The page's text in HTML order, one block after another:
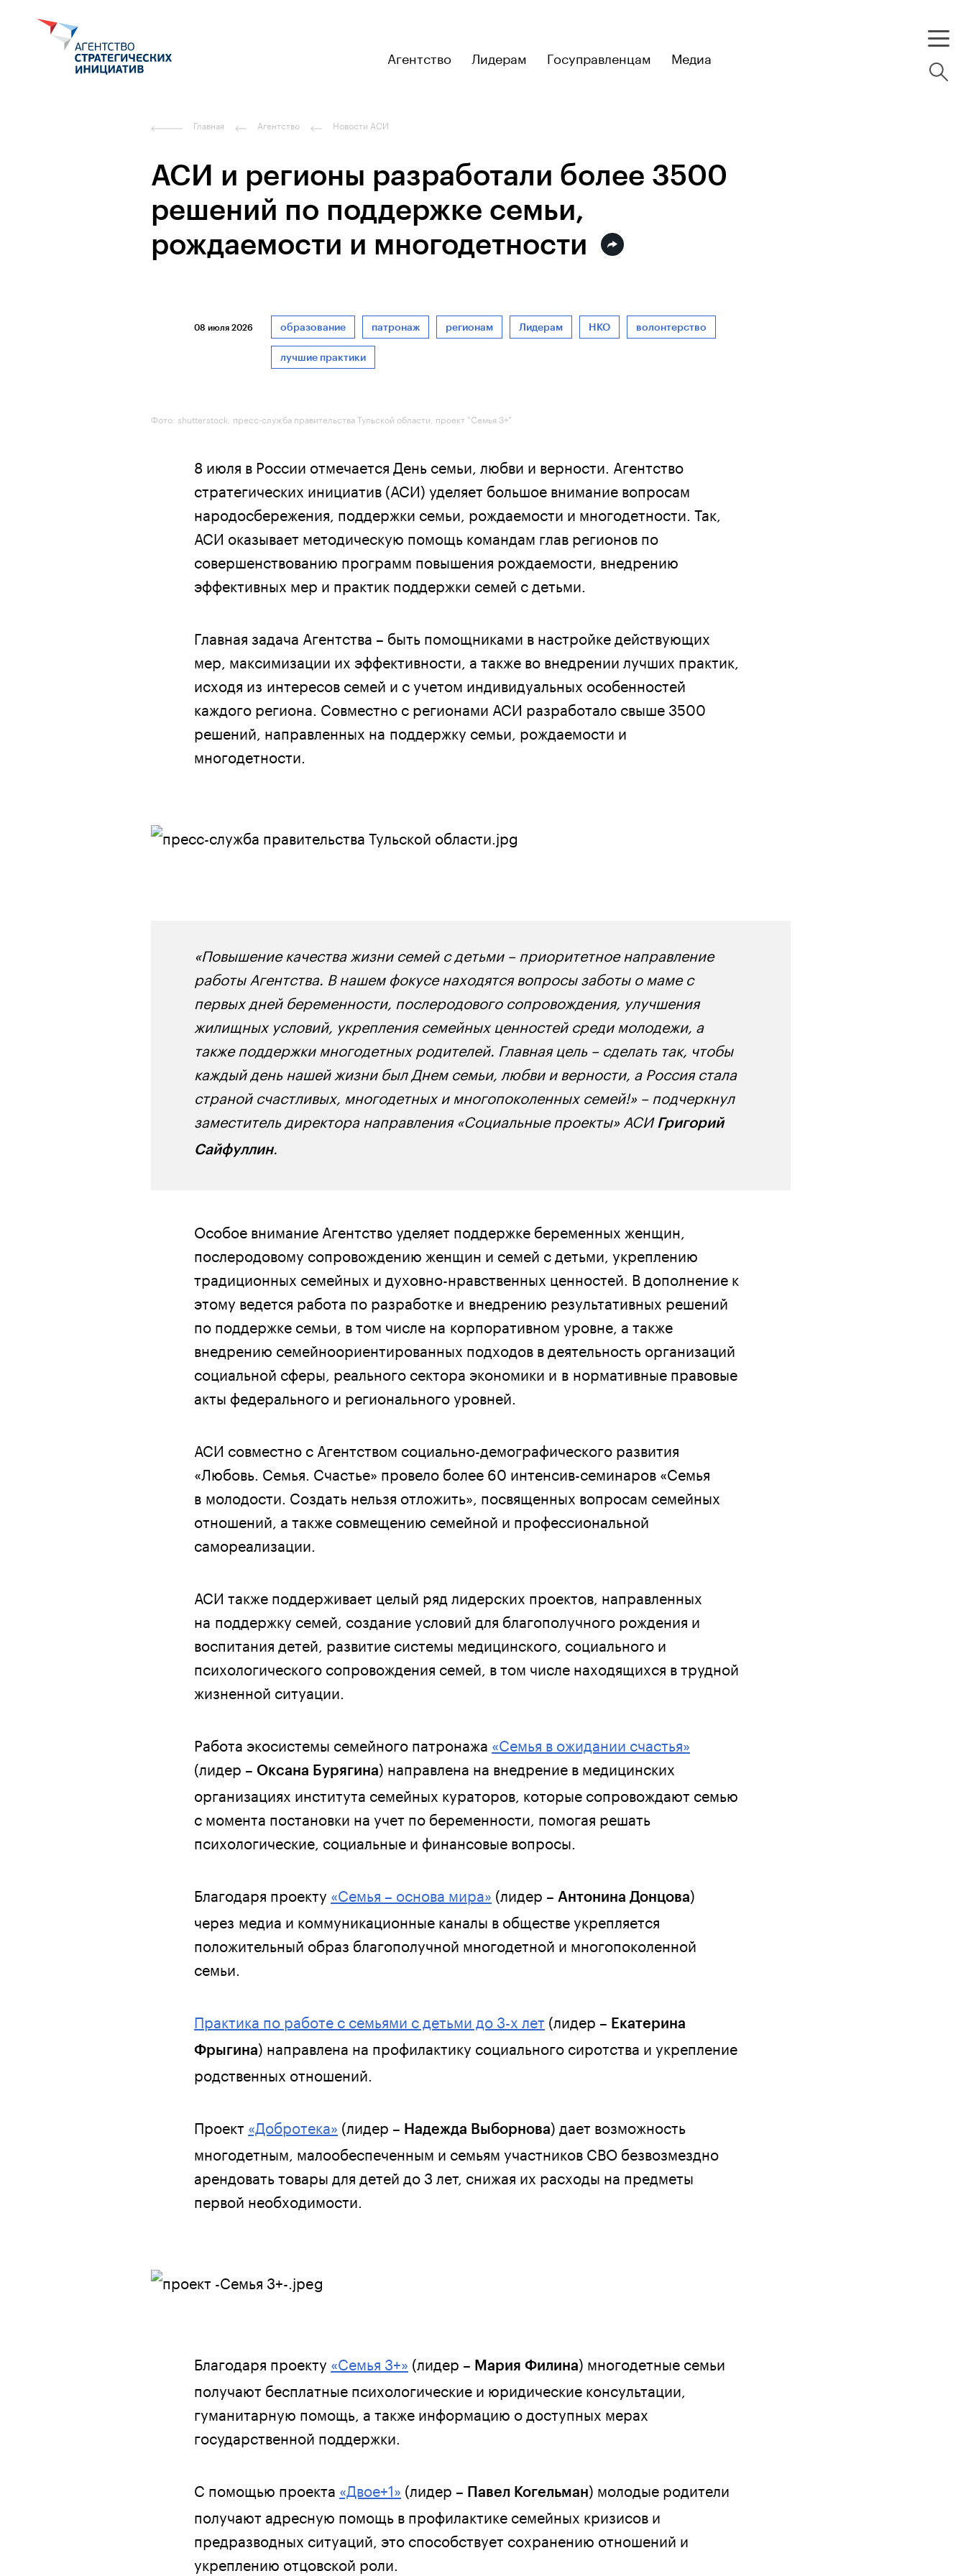
Агентство Лидерам Госуправленцам Медиа
Главная Агентство Новости АСИ
АСИ и регионы разработали более 3500
решений по поддержке семьи,
рождаемости и многодетности
08 июля 2026 образование патронаж регионам Лидерам НКО волонтерство
лучшие практики
Фото: shutterstock, пресс-служба правительства Тульской области, проект "Семья 3+"
8 июля в России отмечается День семьи, любви и верности. Агентство
стратегических инициатив (АСИ) уделяет большое внимание вопросам
народосбережения, поддержки семьи, рождаемости и многодетности. Так,
АСИ оказывает методическую помощь командам глав регионов по
совершенствованию программ повышения рождаемости, внедрению
эффективных мер и практик поддержки семей с детьми.
Главная задача Агентства – быть помощниками в настройке действующих
мер, максимизации их эффективности, а также во внедрении лучших практик,
исходя из интересов семей и с учетом индивидуальных особенностей
каждого региона. Совместно с регионами АСИ разработало свыше 3500
решений, направленных на поддержку семьи, рождаемости и
многодетности.
«Повышение качества жизни семей с детьми – приоритетное направление
работы Агентства. В нашем фокусе находятся вопросы заботы о маме с
первых дней беременности, послеродового сопровождения, улучшения
жилищных условий, укрепления семейных ценностей среди молодежи, а
также поддержки многодетных родителей. Главная цель – сделать так, чтобы
каждый день нашей жизни был Днем семьи, любви и верности, а Россия стала
страной счастливых, многодетных и многопоколенных семей!» – подчеркнул
заместитель директора направления «Социальные проекты» АСИ Григорий
Сайфуллин.
Особое внимание Агентство уделяет поддержке беременных женщин,
послеродовому сопровождению женщин и семей с детьми, укреплению
традиционных семейных и духовно-нравственных ценностей. В дополнение к
этому ведется работа по разработке и внедрению результативных решений
по поддержке семьи, в том числе на корпоративном уровне, а также
внедрению семейноориентированных подходов в деятельность организаций
социальной сферы, реального сектора экономики и в нормативные правовые
акты федерального и регионального уровней.
АСИ совместно с Агентством социально-демографического развития
«Любовь. Семья. Счастье» провело более 60 интенсив-семинаров «Семья
в молодости. Создать нельзя отложить», посвященных вопросам семейных
отношений, а также совмещению семейной и профессиональной
самореализации.
АСИ также поддерживает целый ряд лидерских проектов, направленных
на поддержку семей, создание условий для благополучного рождения и
воспитания детей, развитие системы медицинского, социального и
психологического сопровождения семей, в том числе находящихся в трудной
жизненной ситуации.
Работа экосистемы семейного патронажа «Семья в ожидании счастья»
(лидер – Оксана Бурягина) направлена на внедрение в медицинских
организациях института семейных кураторов, которые сопровождают семью
с момента постановки на учет по беременности, помогая решать
психологические, социальные и финансовые вопросы.
Благодаря проекту «Семья – основа мира» (лидер – Антонина Донцова)
через медиа и коммуникационные каналы в обществе укрепляется
положительный образ благополучной многодетной и многопоколенной
семьи.
Практика по работе с семьями с детьми до 3-х лет (лидер – Екатерина
Фрыгина) направлена на профилактику социального сиротства и укрепление
родственных отношений.
Проект «Добротека» (лидер – Надежда Выборнова) дает возможность
многодетным, малообеспеченным и семьям участников СВО безвозмездно
арендовать товары для детей до 3 лет, снижая их расходы на предметы
первой необходимости.
Благодаря проекту «Семья 3+» (лидер – Мария Филина) многодетные семьи
получают бесплатные психологические и юридические консультации,
гуманитарную помощь, а также информацию о доступных мерах
государственной поддержки.
С помощью проекта «Двое+1» (лидер – Павел Когельман) молодые родители
получают адресную помощь в профилактике семейных кризисов и
предразводных ситуаций, это способствует сохранению отношений и
укреплению отцовской роли.